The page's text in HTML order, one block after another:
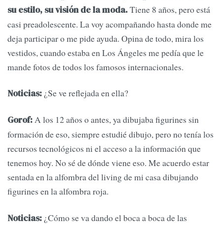
su estilo, su visión de la moda.Tiene 8 años, pero está
casi preadolescente. La voy acompañando hasta donde me
deja participar o me pide ayuda. Opina de todo, mira los
vestidos, cuando estaba en Los Ángeles me pedía que le
mande fotos de todos los famosos internacionales.
Noticias: ¿Se ve reflejada en ella?
Gorof:A los 12 años o antes, ya dibujaba figurines sin
formación de eso, siempre estudié dibujo, pero no tenía los
recursos tecnológicos ni el acceso a la información que
tenemos hoy. No sé de dónde viene eso. Me acuerdo estar
sentada en la alfombra del living de mi casa dibujando
figurines en la alfombra roja.
Noticias: ¿Cómo se va dando el boca a boca de las